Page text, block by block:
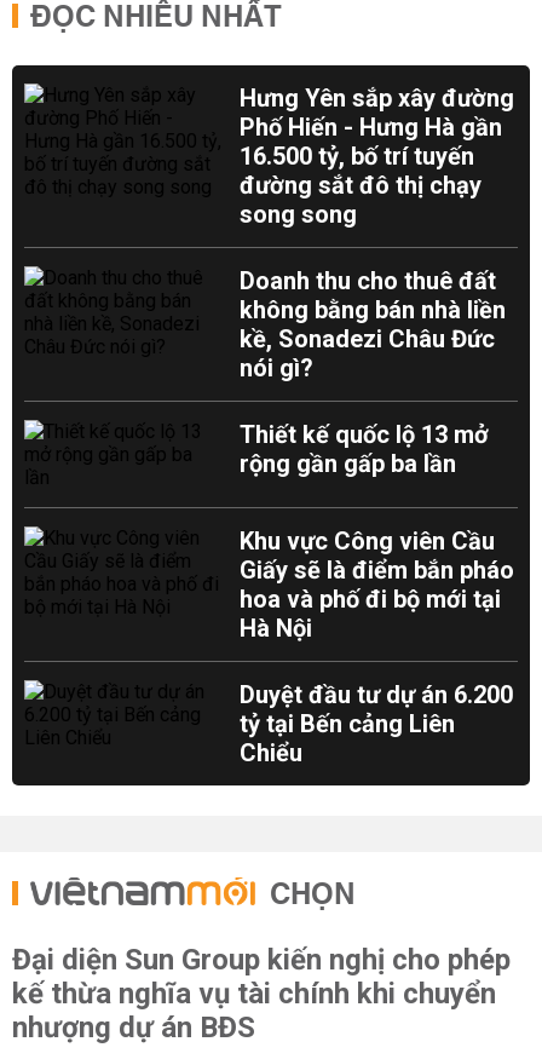
ĐỌC NHIỀU NHẤT
Hưng Yên sắp xây đường
Phố Hiến - Hưng Hà gần
16.500 tỷ, bố trí tuyến
đường sắt đô thị chạy
song song
Doanh thu cho thuê đất
không bằng bán nhà liền
kề, Sonadezi Châu Đức
nói gì?
Thiết kế quốc lộ 13 mở
rộng gần gấp ba lần
Khu vực Công viên Cầu
Giấy sẽ là điểm bắn pháo
hoa và phố đi bộ mới tại
Hà Nội
Duyệt đầu tư dự án 6.200
tỷ tại Bến cảng Liên
Chiểu
CHỌN
Đại diện Sun Group kiến nghị cho phép
kế thừa nghĩa vụ tài chính khi chuyển
nhượng dự án BĐS